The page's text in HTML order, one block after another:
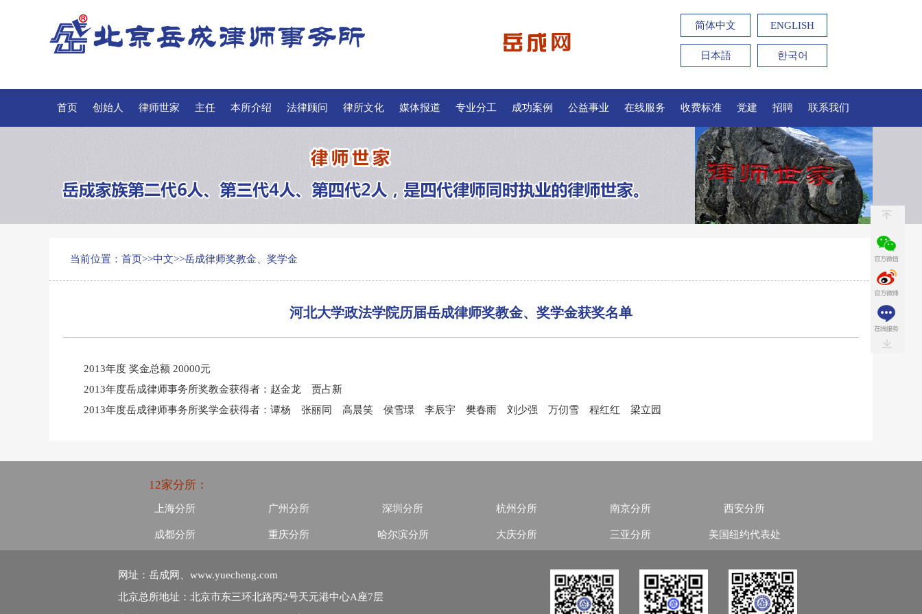
简体中文 ENGLISH
日本語 한국어
首页 创始人 律师世家 主任 本所介绍 法律顾问 律所文化 媒体报道 专业分工 成功案例 公益事业 在线服务 收费标准 党建 招聘 联系我们
当前位置： 首页>>中文>>岳成律师奖教金、奖学金
河北大学政法学院历届岳成律师奖教金、奖学金获奖名单
2013年度 奖金总额 20000元
2013年度岳成律师事务所奖教金获得者：赵金龙 贾占新
2013年度岳成律师事务所奖学金获得者：谭杨 张丽同 高晨笑 侯雪璟 李辰宇 樊春雨 刘少强 万仞雪 程红红 梁立园
12家分所：
上海分所 广州分所 深圳分所 杭州分所 南京分所 西安分所
成都分所 重庆分所 哈尔滨分所 大庆分所 三亚分所 美国纽约代表处
网址：岳成网、www.yuecheng.com
北京总所地址：北京市东三环北路丙2号天元港中心A座7层